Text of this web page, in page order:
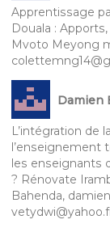
Apprentissage
Douala :
Mvoto Meyong
Damien
L’intégration de
l’enseignement
les enseignants
? Rénovate
Bahenda,